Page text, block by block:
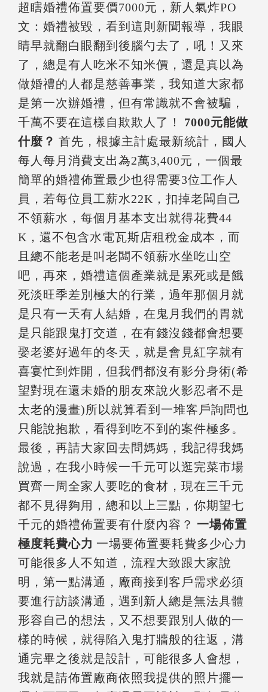
超瞎婚禮佈置要價7000元，新人氣炸PO
文：婚禮被毀，看到這則新聞報導，我眼
睛早就翻白眼翻到後腦勺去了，吼！又來
了，總是有人吃米不知米價，還是真以為
做婚禮的人都是慈善事業，我知道大家都
是第一次辦婚禮，但有常識就不會被騙，
千萬不要在這樣自欺欺人了！
7000元能做
什麼？ 首先，根據主計處最新統計，國人
每人每月消費支出為2萬3,400元，一個最
簡單的婚禮佈置最少也得需要3位工作人
員，若每位員工薪水22K，扣掉老闆自己
不領薪水，每個月基本支出就得花費44
K，還不包含水電瓦斯店租稅金成本，而
且總不能老是叫老闆不領薪水坐吃山空
吧，再來，婚禮這個產業就是累死或是餓
死淡旺季差別極大的行業，過年那個月就
是只有一天有人結婚，在鬼月我們的胃就
是只能跟鬼打交道，在有錢沒錢都會想要
娶老婆好過年的冬天，就是會見紅字就有
喜宴忙到炸開，但我們都沒有影分身術(希
望對現在還未婚的朋友來說火影忍者不是
太老的漫畫)所以就算看到一堆客戶詢問也
只能說抱歉，看得到吃不到的案件極多。
最後，再請大家回去問媽媽，我記得我媽
說過，在我小時候一千元可以逛完菜市場
買齊一周全家人要吃的食材，現在三千元
都不見得夠用，總和以上三點，你期望七
千元的婚禮佈置要有什麼內容？ 一場佈置
極度耗費心力 一場要佈置要耗費多少心力
可能很多人不知道，流程大致跟大家說
明，第一點溝通，廠商接到客戶需求必須
要進行訪談溝通，遇到新人總是無法具體
形容自己的想法，又不想要跟別人做的一
樣的時候，就得陷入鬼打牆般的往返，溝
通完畢之後就是設計，可能很多人會想，
我就是請佈置廠商依照我提供的照片擺一